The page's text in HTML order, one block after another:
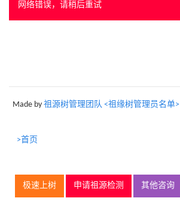
网络错误，请稍后重试
Made by 祖源树管理团队 <祖缘树管理员名单>
>首页
极速上树 申请祖源检测 其他咨询